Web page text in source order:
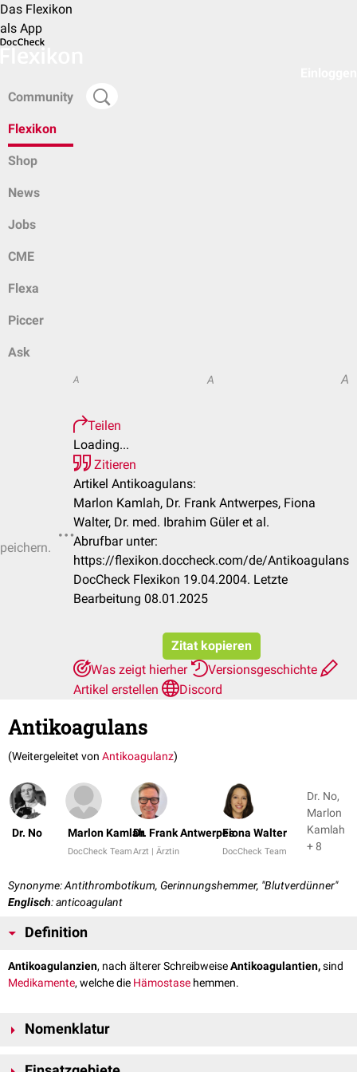
Das Flexikon
als App
Community
Flexikon
Shop
News
Jobs
CME
Flexa
Piccer
Ask
A A A
Teilen
Loading...
Zitieren
Artikel Antikoagulans:
Marlon Kamlah, Dr. Frank Antwerpes, Fiona
Walter, Dr. med. Ibrahim Güler et al.
Abrufbar unter:
https://flexikon.doccheck.com/de/Antikoagulans
DocCheck Flexikon 19.04.2004. Letzte
Bearbeitung 08.01.2025
Zitat kopieren
Was zeigt hierher
Versionsgeschichte
Artikel erstellen
Discord
Antikoagulans
(Weitergeleitet von Antikoagulanz)
Dr. No Marlon Kamlah
DocCheck Team
Dr. Frank Antwerpes
Arzt | Ärztin
Fiona Walter
DocCheck Team
Dr. No,
Marlon
Kamlah
+ 8
Synonyme: Antithrombotikum, Gerinnungshemmer, "Blutverdünner"
Englisch: anticoagulant
Definition
Antikoagulanzien, nach älterer SchreibweiseAntikoagulantien,sind
Medikamente, welche die Hämostase hemmen.
Nomenklatur